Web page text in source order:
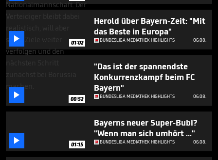
seconds
 01:02
Herold über Bayern-Zeit: "Mit
das Beste in Europa"
BUNDESLIGA MEDIATHEK HIGHLIGHTS 06.08.
 00:52
"Das ist der spannendste
Konkurrenzkampf beim FC
Bayern"
BUNDESLIGA MEDIATHEK HIGHLIGHTS 06.08.
 01:15
Bayerns neuer Super-Bubi?
"Wenn man sich umhört ..."
BUNDESLIGA MEDIATHEK HIGHLIGHTS 06.08.